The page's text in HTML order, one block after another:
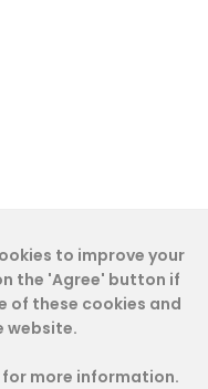
-My Dashboard
to improve your
the 'Agree' button if
of these cookies and
website.
more information.